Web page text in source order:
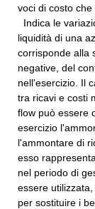
voci di costo
Indica le
liquidità di una
corrisponde alla
negative, del
nell'esercizio. Il
tra ricavi e costi
flow può essere
esercizio
l'ammontare di
esso
nel periodo di
essere
per sostituire i